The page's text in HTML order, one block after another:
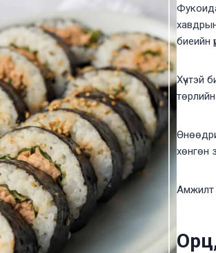
хавдрын
биеийн
Хүчтэй
хөнгөн
Амжилт